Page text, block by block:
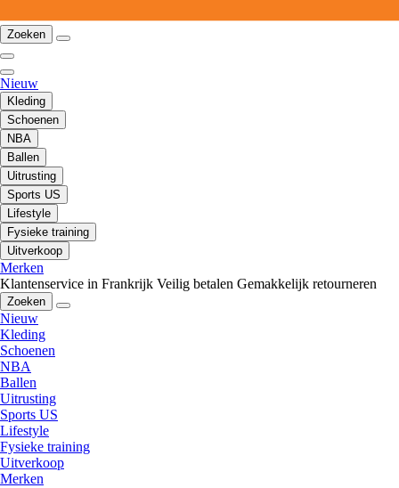
Zoeken
Nieuw
Kleding
Schoenen
NBA
Ballen
Uitrusting
Sports US
Lifestyle
Fysieke training
Uitverkoop
Merken
Klantenservice in Frankrijk Veilig betalen Gemakkelijk retourneren
Zoeken
Nieuw
Kleding
Schoenen
NBA
Ballen
Uitrusting
Sports US
Lifestyle
Fysieke training
Uitverkoop
Merken